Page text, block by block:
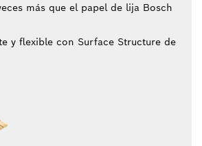
más que el papel de lija Bosch
y flexible con Surface Structure de